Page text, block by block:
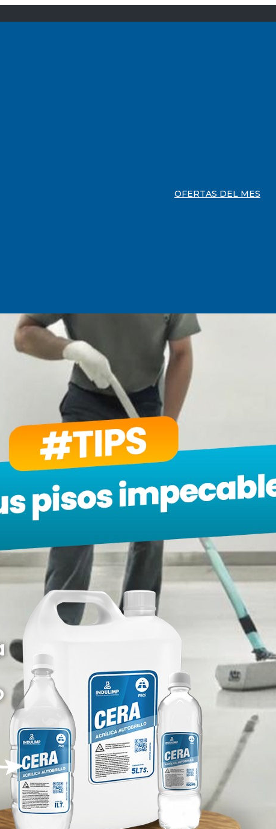
OFERTAS DEL MES